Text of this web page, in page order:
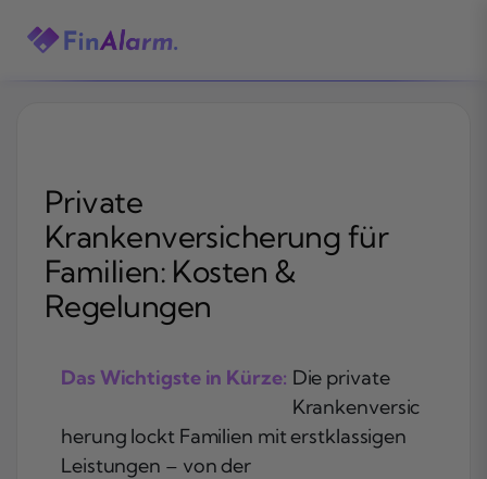
Inhalt
Private
Krankenversicherung für
Familien: Kosten &
Regelungen
Das Wichtigste in Kürze: Die private
Krankenversic
herung lockt Familien mit erstklassigen
Leistungen – von der